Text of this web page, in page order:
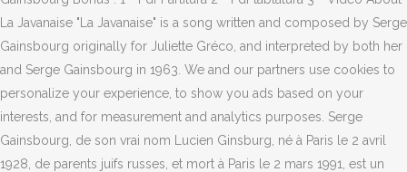
La Javanaise "La Javanaise" is a song written and composed by Serge
Gainsbourg originally for Juliette Gréco, and interpreted by both her
and Serge Gainsbourg in 1963. We and our partners use cookies to
personalize your experience, to show you ads based on your
interests, and for measurement and analytics purposes. Serge
Gainsbourg, de son vrai nom Lucien Ginsburg, né à Paris le 2 avril
1928, de parents juifs russes, et mort à Paris le 2 mars 1991, est un